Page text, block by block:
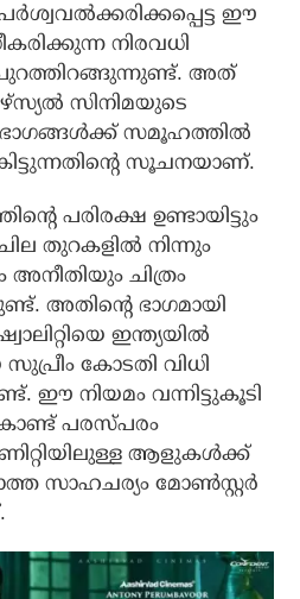
ഈ
നിരവധി
അത്
സിനിമയുടെ
സമൂഹത്തില്‍
സൂചനയാണ്.
പരിരക്ഷ ഉണ്ടായിട്ടും
തുറകളില്‍ നിന്നും
അനീതിയും ചിത്രം
അതിന്റെ ഭാഗമായി
ഇന്ത്യയില്‍
കോടതി വിധി
ഈ നിയമം വന്നിട്ടുകൂടി
പരസ്പരം
ആളുകള്‍ക്ക്
സാഹചര്യം മോണ്‍സ്റ്റര്‍